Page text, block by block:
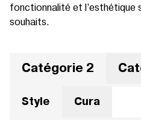
fonctionnalité et l’esthétique
souhaits.
Catégorie 2
Style Cura